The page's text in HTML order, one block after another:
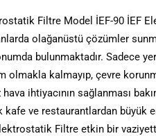
Filtre Model İEF-90 İEF
olağanüstü çözümler
bulunmaktadır. Sadece
olmakla kalmayıp, çevre
ihtiyacının sağlanması
kafe ve restaurantlardan büyük
Filtre etkin bir